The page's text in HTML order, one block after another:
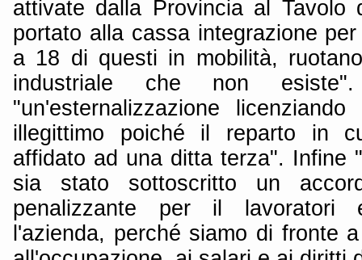
attivate dalla Provincia al
portato alla cassa integrazione
a 18 di questi in mobilità,
industriale che non
"un'esternalizzazione
illegittimo poiché il reparto in
affidato ad una ditta terza". Infine
sia stato sottoscritto un
penalizzante per il lavoratori
l'azienda, perché siamo di fronte